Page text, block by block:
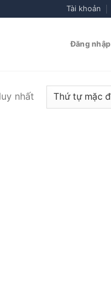
Tài khoản
Đăng nhập
nhất